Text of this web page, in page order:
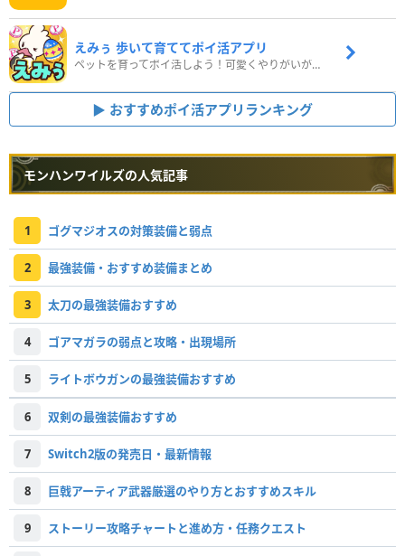
えみぅ 歩いて育ててポイ活アプリ
ペットを育ってポイ活しよう！可愛くやりがいがある新感覚アプリ
おすすめポイ活アプリランキング
モンハンワイルズの人気記事
1 ゴグマジオスの対策装備と弱点
2 最強装備・おすすめ装備まとめ
3 太刀の最強装備おすすめ
4 ゴアマガラの弱点と攻略・出現場所
5 ライトボウガンの最強装備おすすめ
6 双剣の最強装備おすすめ
7 Switch2版の発売日・最新情報
8 巨戟アーティア武器厳選のやり方とおすすめスキル
9 ストーリー攻略チャートと進め方・任務クエスト